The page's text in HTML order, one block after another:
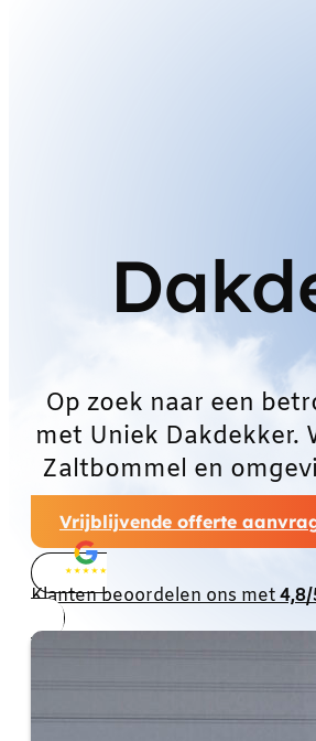
Op zoek naar een
met Uniek Dakdekker.
Zaltbommel en
Vrijblijvende offerte
Klanten beoordelen ons met4,8/